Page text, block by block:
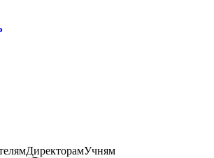
ДиректорамУчням